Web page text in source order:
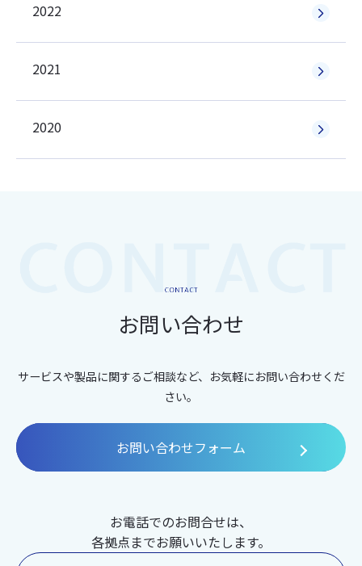
2022
2021
2020
お問い合わせ
サービスや製品に関するご相談など、お気軽にお問い合わせくだ
さい。
お問い合わせフォーム
お電話でのお問合せは、
各拠点までお願いいたします。